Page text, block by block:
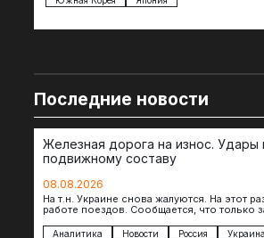
Последние новости
Железная дорога на износ. Удары
подвижному составу
08.08.2026
На т.н. Украине снова жалуются. На этот
работе поездов. Сообщается, что только
Аналитика Новости Россия Украина